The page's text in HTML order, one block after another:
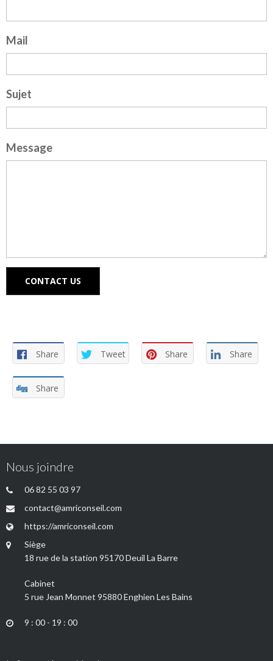
Mail
Sujet
Message
CONTACT US
Share Tweet Share Share
Share
Nous joindre
06 82 55 03 97
contact@amriconseil.com
https://amriconseil.com
Siège
18 rue de la station 95170 Deuil La Barre
Cabinet
5 rue Jean Monnet 95880 Enghien Les Bains
9 : 00 - 19 : 00